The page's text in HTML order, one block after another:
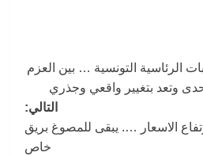
الرئاسية التونسية … بين العزم
وتعد بتغيير واقعي وجذري
التالي:
الاسعار …. يبقى للمصوغ بريق
خاص